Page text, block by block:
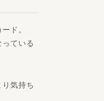
ド。
ている
気持ち